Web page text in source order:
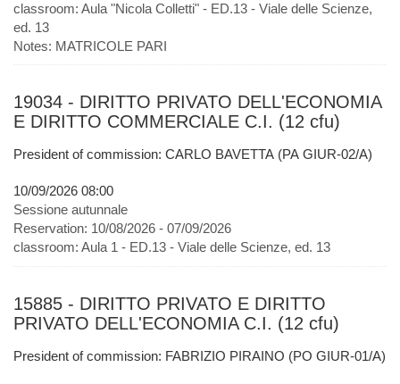
classroom: Aula "Nicola Colletti" - ED.13 - Viale delle Scienze,
ed. 13
Notes: MATRICOLE PARI
19034 - DIRITTO PRIVATO DELL'ECONOMIA
E DIRITTO COMMERCIALE C.I. (12 cfu)
President of commission: CARLO BAVETTA (PA GIUR-02/A)
10/09/2026 08:00
Sessione autunnale
Reservation: 10/08/2026 - 07/09/2026
classroom: Aula 1 - ED.13 - Viale delle Scienze, ed. 13
15885 - DIRITTO PRIVATO E DIRITTO
PRIVATO DELL'ECONOMIA C.I. (12 cfu)
President of commission: FABRIZIO PIRAINO (PO GIUR-01/A)